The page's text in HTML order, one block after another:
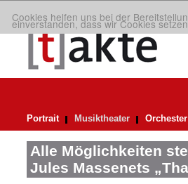
Cookies helfen uns bei der
einverstanden, dass wir Cookies
Portrait Musiktheater Orchester
Alle Möglichkeiten
Jules Massenets